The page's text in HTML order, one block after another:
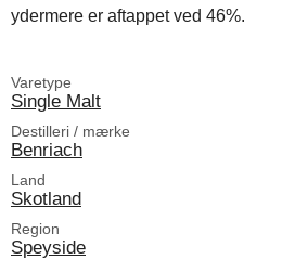
ydermere er aftappet ved 46%.
Varetype
Single Malt
Destilleri / mærke
Benriach
Land
Skotland
Region
Speyside